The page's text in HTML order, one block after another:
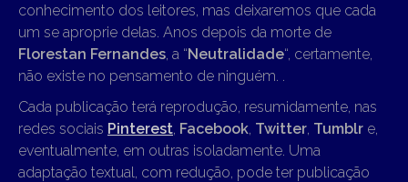
conhecimento dos leitores, mas deixaremos que cada
um se aproprie delas. Anos depois da morte de
Florestan Fernandes, a “Neutralidade“, certamente,
não existe no pensamento de ninguém. .
Cada publicação terá reprodução, resumidamente, nas
redes sociais Pinterest, Facebook, Twitter, Tumblr e,
eventualmente, em outras isoladamente. Uma
adaptação textual, com redução, pode ter publicação